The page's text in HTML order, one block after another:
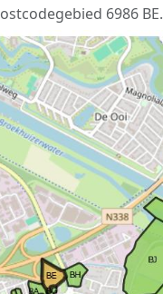
6986 BE.